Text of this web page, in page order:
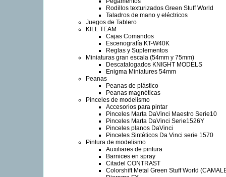
Rodillos texturizados Green Stuff World
Taladros de mano y eléctricos
Juegos de Tablero
KILL TEAM
Cajas Comandos
Escenografía KT-W40K
Reglas y Suplementos
Miniaturas gran escala (54mm y 75mm)
Descatalogados KNIGHT MODELS
Enigma Miniatures 54mm
Peanas
Peanas de plástico
Peanas magnéticas
Pinceles de modelismo
Accesorios para pintar
Pinceles Marta DaVinci Maestro Serie10
Pinceles Marta DaVinci Serie1526Y
Pinceles planos DaVinci
Pinceles Sintéticos Da Vinci serie 1570
Pintura de modelismo
Auxiliares de pintura
Barnices en spray
Citadel CONTRAST
Colorshift Metal Green Stuff World